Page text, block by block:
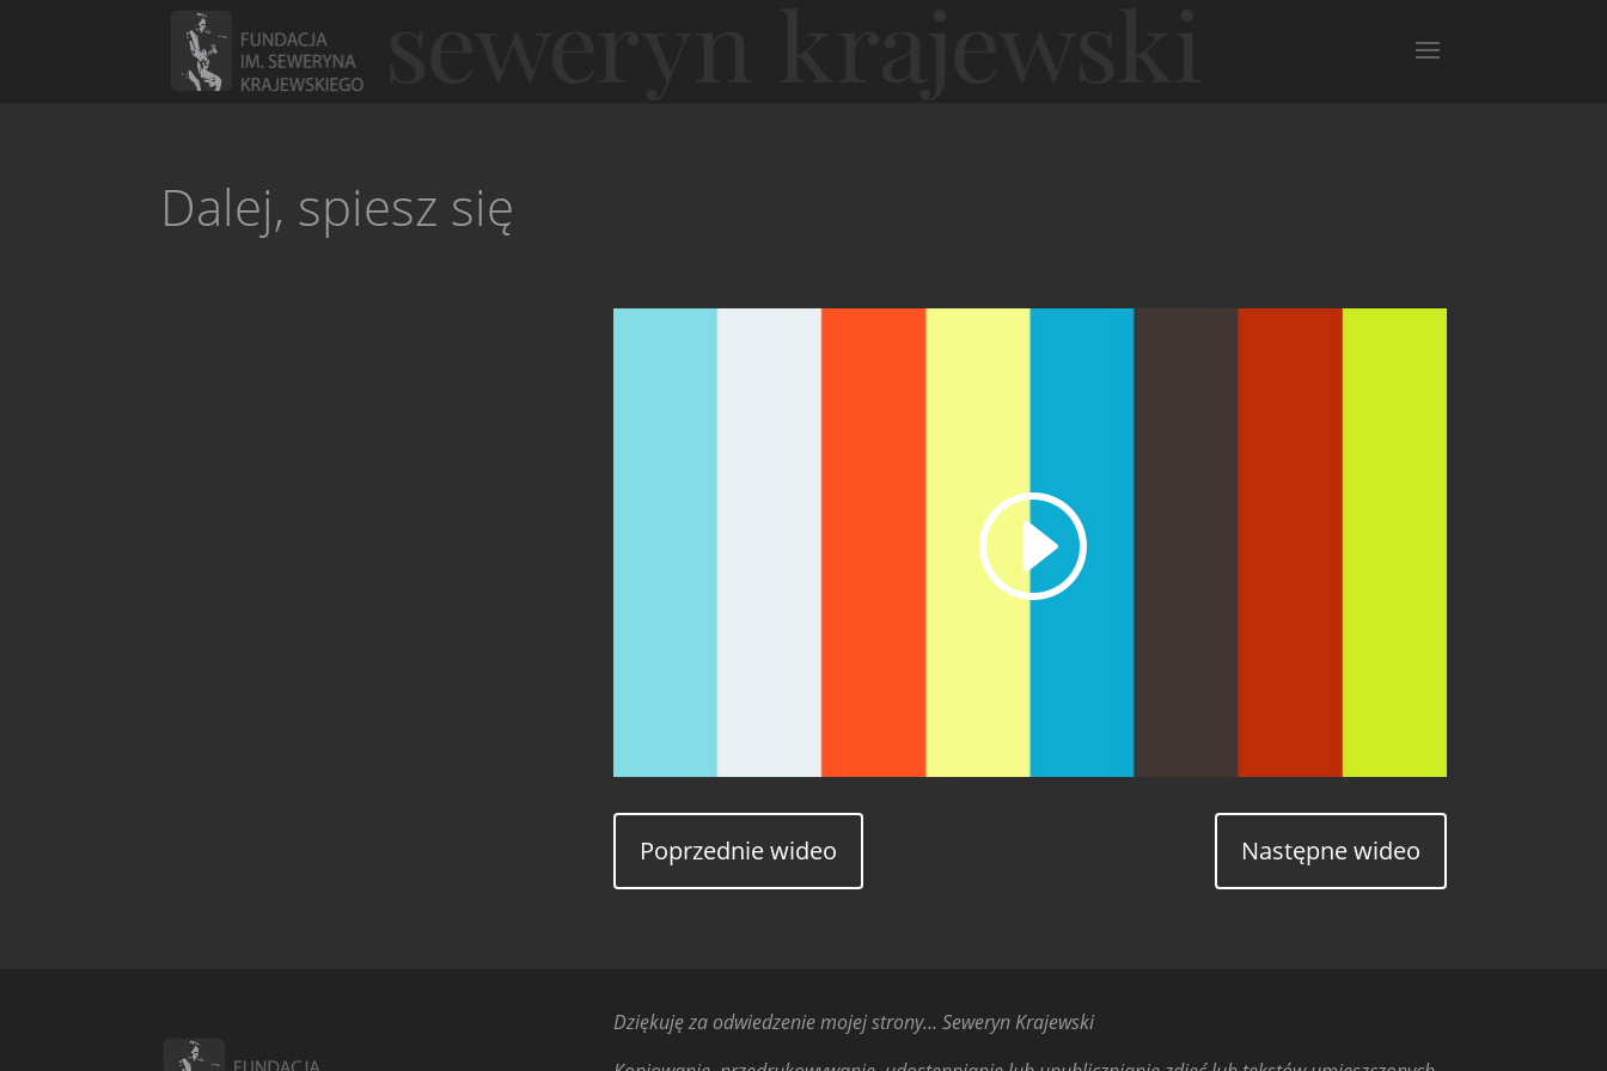
Dalej, spiesz się
Następne wideo
Poprzednie wideo
Dziękuję za odwiedzenie mojej strony… Seweryn Krajewski